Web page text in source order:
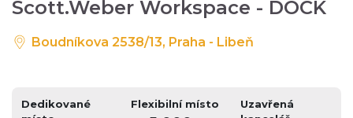
Scott.Weber Workspace - DOCK
Boudníkova 2538/13, Praha - Libeň
Dedikované
Flexibilní místo
Uzavřená